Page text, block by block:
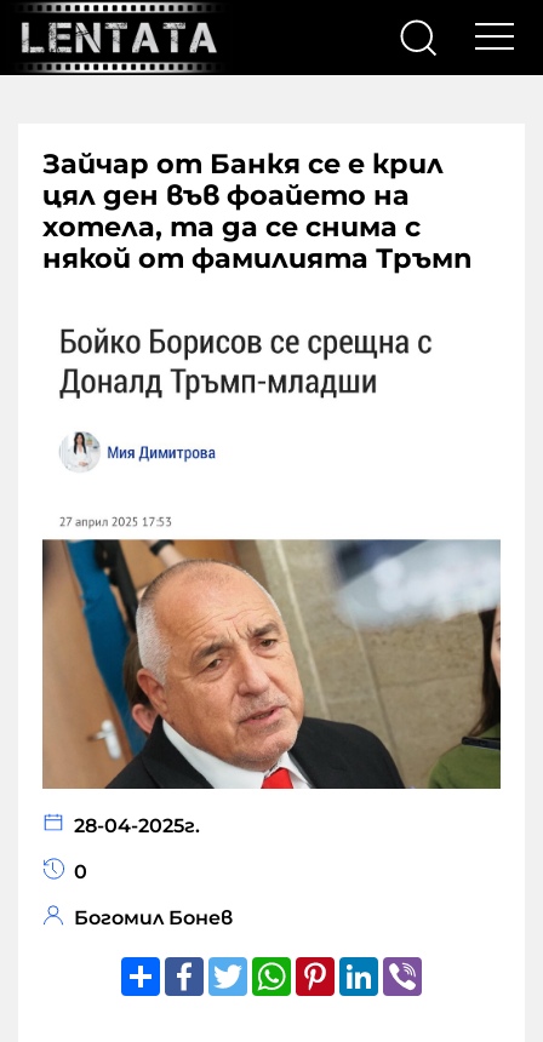
Зайчар от Банкя се е крил
цял ден във фоайето на
хотела, та да се снима с
някой от фамилията Тръмп
28-04-2025г.
0
Богомил Бонев
ShareFacebook
TwitterWhatsApp
Pinterest
LinkedIn